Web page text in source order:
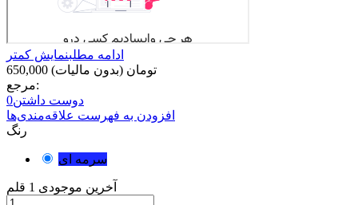
ادامه مطلبنمایش کمتر
650,000 تومان (بدون مالیات)
مرجع:
دوست داشتن0
افزودن به فهرست علاقه‌مندی‌ها
رنگ
سرمه ای
آخرین موجودی 1 قلم